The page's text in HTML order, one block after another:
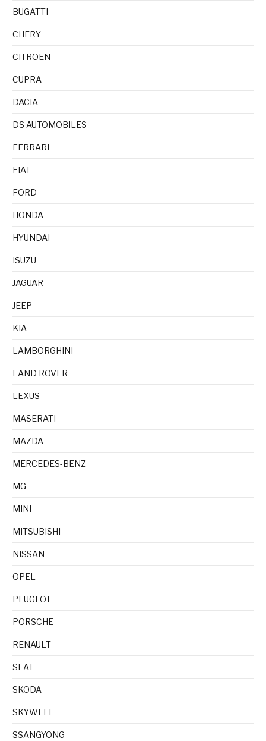
BUGATTI
CHERY
CITROEN
CUPRA
DACIA
DS AUTOMOBILES
FERRARI
FIAT
FORD
HONDA
HYUNDAI
ISUZU
JAGUAR
JEEP
KIA
LAMBORGHINI
LAND ROVER
LEXUS
MASERATI
MAZDA
MERCEDES-BENZ
MG
MINI
MITSUBISHI
NISSAN
OPEL
PEUGEOT
PORSCHE
RENAULT
SEAT
SKODA
SKYWELL
SSANGYONG